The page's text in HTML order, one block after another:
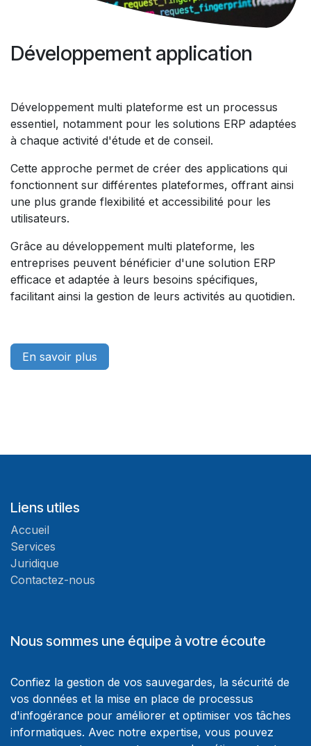
Développement application
Développement multi plateforme est un processus
essentiel, notamment pour les solutions ERP adaptées
à chaque activité d'étude et de conseil.
Cette approche permet de créer des applications qui
fonctionnent sur différentes plateformes, offrant ainsi
une plus grande flexibilité et accessibilité pour les
utilisateurs.
Grâce au développement multi plateforme, les
entreprises peuvent bénéficier d'une solution ERP
efficace et adaptée à leurs besoins spécifiques,
facilitant ainsi la gestion de leurs activités au quotidien.
En savoir plus
Liens utiles
Accueil
Services
Juridique
Contactez-nous
Nous sommes une équipe à votre écoute
Confiez la gestion de vos sauvegardes, la sécurité de
vos données et la mise en place de processus
d'infogérance pour améliorer et optimiser vos tâches
informatiques. Avec notre expertise, vous pouvez